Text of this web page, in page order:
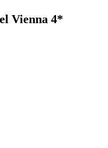
Vienna 4*